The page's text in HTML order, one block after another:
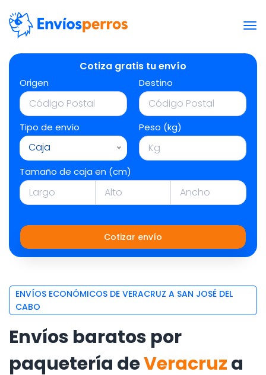
Cotiza gratis tu envío
Origen Destino
Tipo de envío
Caja
Peso (kg)
Tamaño de caja en (cm)
Cotizar envío
ENVÍOS ECONÓMICOS DE VERACRUZ A SAN JOSÉ DEL
CABO
Envíos baratos por
paquetería deVeracruza